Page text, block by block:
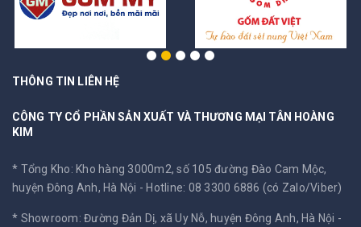
THÔNG TIN LIÊN HỆ
CÔNG TY CỔ PHẦN SẢN XUẤT VÀ THƯƠNG MẠI TÂN HOÀNG
KIM
* Tổng Kho: Kho hàng 3000m2, số 105 đường Đào Cam Mộc,
huyện Đông Anh, Hà Nội -Hotline: 08 3300 6886 (có Zalo/Viber)
* Showroom: Đường Đản Dị, xã Uy Nỗ, huyện Đông Anh, Hà Nội -